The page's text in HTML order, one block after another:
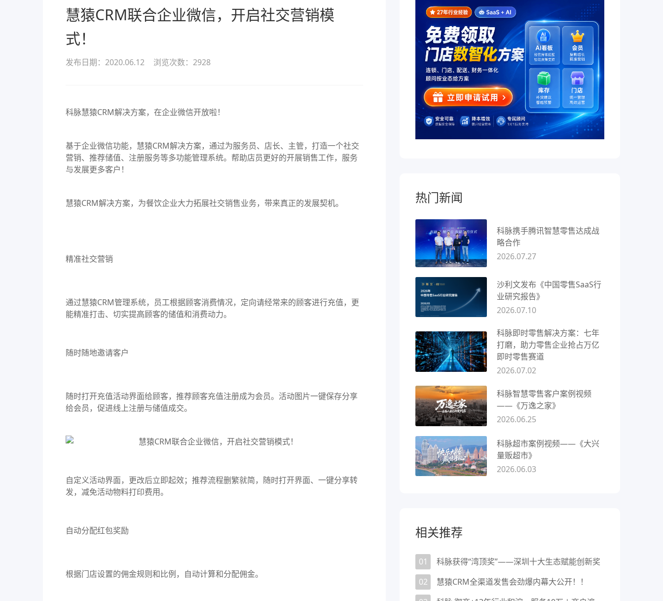
慧猿CRM联合企业微信，开启社交营销模
式！
发布日期：2020.06.12 浏览次数： 2928
科脉慧猿CRM解决方案，在企业微信开放啦！
基于企业微信功能， 慧猿CRM解决方案，通过为服务员、店长、主管，打造一个社交
营销、推荐储值、注册服务等多功能管理系统。帮助店员更好的开展销售工作，服务
与发展更多客户！
慧猿CRM解决方案，为餐饮企业大力拓展社交销售业务，带来真正的发展契机。
精准社交营销
通过慧猿CRM管理系统，员工根据顾客消费情况，定向请经常来的顾客进行充值，更
能精准打击、切实提高顾客的储值和消费动力。
随时随地邀请客户
随时打开充值活动界面给顾客，推荐顾客充值注册成为会员。活动图片一键保存分享
给会员，促进线上注册与储值成交。
自定义活动界面，更改后立即起效；推荐流程删繁就简，随时打开界面、一键分享转
发，减免活动物料打印费用。
自动分配红包奖励
根据门店设置的佣金规则和比例，自动计算和分配佣金。
热门新闻
科脉携手腾讯智慧零售达成战
略合作
2026.07.27
沙利文发布《中国零售SaaS行
业研究报告》
2026.07.10
科脉即时零售解决方案：七年
打磨，助力零售企业抢占万亿
即时零售赛道
2026.07.02
科脉智慧零售客户案例视频
——《万逸之家》
2026.06.25
科脉超市案例视频——《大兴
量贩超市》
2026.06.03
相关推荐
01
科脉获得“湾顶奖”——深圳十大生态赋能创新奖
02
慧猿CRM全渠道发售会劲爆内幕大公开！！